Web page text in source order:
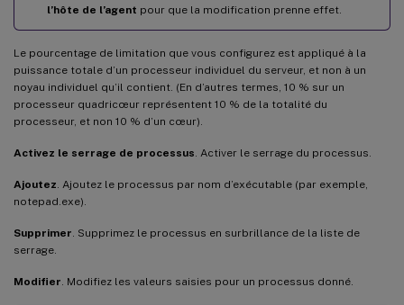
l’hôte de l’agent pour que la modification prenne effet.
Le pourcentage de limitation que vous configurez est appliqué à la
puissance totale d’un processeur individuel du serveur, et non à un
noyau individuel qu’il contient. (En d’autres termes, 10 % sur un
processeur quadricœur représentent 10 % de la totalité du
processeur, et non 10 % d’un cœur).
Activez le serrage de processus . Activer le serrage du processus.
Ajoutez . Ajoutez le processus par nom d’exécutable (par exemple,
notepad.exe).
Supprimer . Supprimez le processus en surbrillance de la liste de
serrage.
Modifier . Modifiez les valeurs saisies pour un processus donné.